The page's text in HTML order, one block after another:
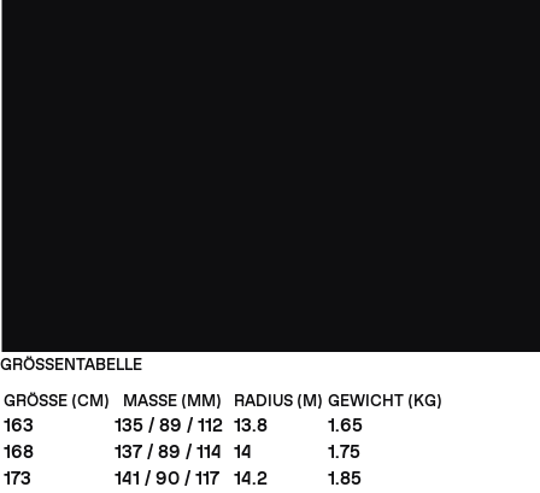
GRÖSSENTABELLE
GRÖSSE (CM)
MASSE (MM) RADIUS (M) GEWICHT (KG)
163 135 / 89 / 112 13.8
1.65
168
137 / 89 / 114 14
1.75
173
141 / 90 / 117 14.2
1.85